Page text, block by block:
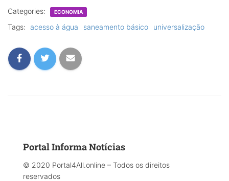
Categories: ECONOMIA
Tags: acesso à água saneamento básico universalização
Portal Informa Notícias
© 2020 Portal4All.online – Todos os direitos
reservados